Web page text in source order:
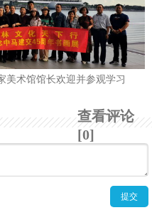
美术馆馆长欢迎并参观学习
查看评论
[0]